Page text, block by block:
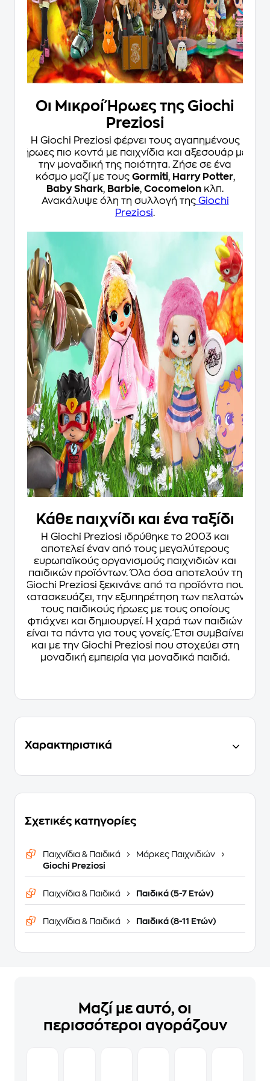
Οι Μικροί Ήρωες της Giochi
Preziosi
Η Giochi Preziosi φέρνει τους αγαπημένους
ήρωες πιο κοντά με παιχνίδια και αξεσουάρ με
την μοναδική της ποιότητα. Ζήσε σε ένα
κόσμο μαζί με τους Gormiti, Harry Potter,
Baby Shark, Barbie, Cocomelon κλπ.
Ανακάλυψε όλη τη συλλογή τηςGiochi
Preziosi.
Κάθε παιχνίδι και ένα ταξίδι
Η Giochi Preziosi ιδρύθηκε το 2003 και
αποτελεί έναν από τους μεγαλύτερους
ευρωπαϊκούς οργανισμούς παιχνιδιών και
παιδικών προϊόντων. Όλα όσα αποτελούν τη
Giochi Preziosi ξεκινάνε από τα προϊόντα που
κατασκευάζει, την εξυπηρέτηση των πελατών,
τους παιδικούς ήρωες με τους οποίους
φτιάχνει και δημιουργεί. Η χαρά των παιδιών
είναι τα πάντα για τους γονείς. Έτσι συμβαίνει
και με την Giochi Preziosi που στοχεύει στη
μοναδική εμπειρία για μοναδικά παιδιά.
Χαρακτηριστικά
Σχετικές κατηγορίες
Παιχνίδια & Παιδικά
Μάρκες Παιχνιδιών
Giochi Preziosi
Παιχνίδια & Παιδικά Παιδικά (5-7 Ετών)
Παιχνίδια & Παιδικά Παιδικά (8-11 Ετών)
Μαζί με αυτό, οι
περισσότεροι αγοράζουν